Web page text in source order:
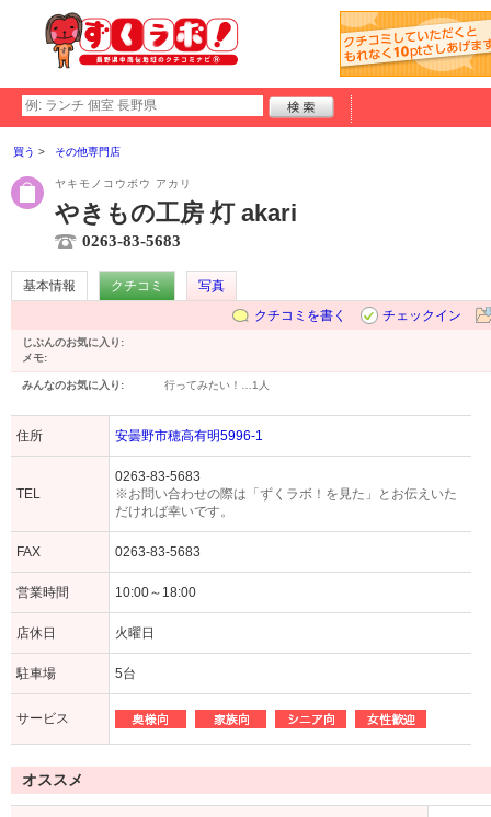
買う その他専門店
ヤキモノコウボウ アカリ
やきもの工房 灯 akari
0263-83-5683
基本情報 クチコミ
写真
クチコミを書く
チェックイン
じぶんのお気に入り:
メモ:
みんなのお気に入り: 行ってみたい！… 1人
住所 安曇野市穂高有明5996-1
TEL
0263-83-5683
※お問い合わせの際は「ずくラボ！を見た」とお伝えいた
だければ幸いです。
FAX 0263-83-5683
営業時間 10:00～18:00
店休日 火曜日
駐車場 5台
サービス
オススメ